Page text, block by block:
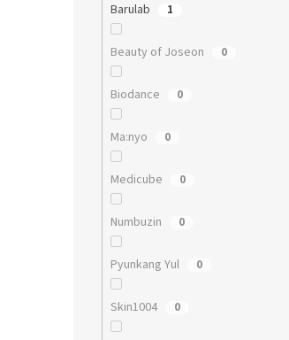
Barulab 1
Beauty of Joseon 0
Biodance 0
Ma:nyo 0
Medicube 0
Numbuzin 0
Pyunkang Yul 0
Skin1004 0